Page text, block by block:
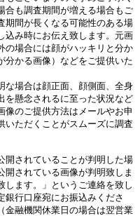
合も調査期間が増える場合もご
期間が長くなる可能性のある場
込み時にお伝え致します。元画
の場合には顔がハッキリと分か
分かる画像）などをご提供いた
な場合は顔正面、顔側面、全身
を懸念されるに至った状況など
像のご提供方法はメールやお申
いただくことがスムーズに調査
開されていることが判明した場
されている画像が判明致しま
します。」というご連絡を致し
銀行口座宛にお振込みくださ
金融機関休業日の場合は翌営業